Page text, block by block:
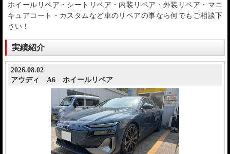
ホイールリペア・シートリペア・内装リペア・外装リペア・マニ
キュアコート・カスタムなど車のリペアの事なら何でもご相談下
さい！
実績紹介
2026.08.02
アウディ A6 ホイールリペア